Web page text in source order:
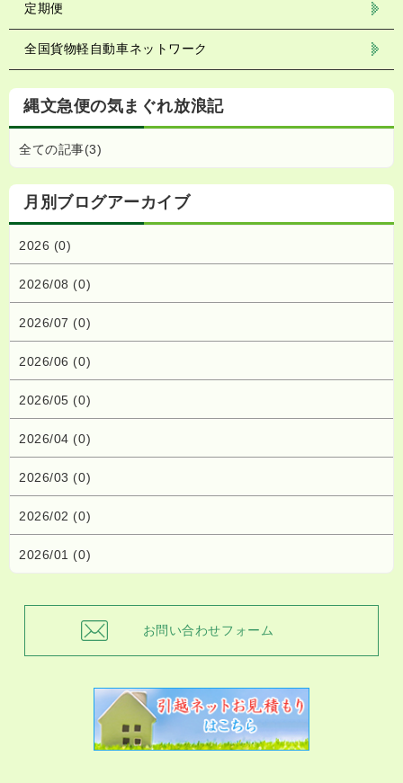
定期便
全国貨物軽自動車ネットワーク
縄文急便の気まぐれ放浪記
全ての記事(3)
月別ブログアーカイブ
2026 (0)
2026/08 (0)
2026/07 (0)
2026/06 (0)
2026/05 (0)
2026/04 (0)
2026/03 (0)
2026/02 (0)
2026/01 (0)
お問い合わせフォーム